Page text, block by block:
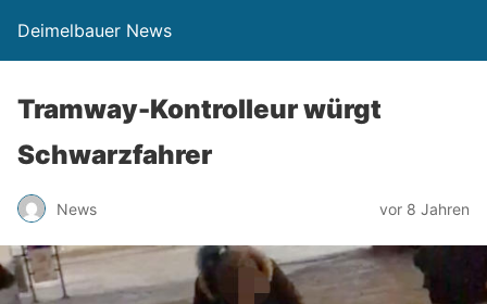
Deimelbauer News
Tramway-Kontrolleur würgt
Schwarzfahrer
News vor 8 Jahren